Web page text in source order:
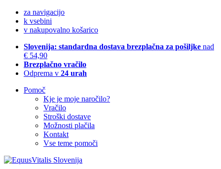
za navigacijo
k vsebini
v nakupovalno košarico
Slovenija: standardna dostava brezplačna za pošiljke nad
€ 54,90
Brezplačno vračilo
Odprema v 24 urah
Pomoč
Kje je moje naročilo?
Vračilo
Stroški dostave
Možnosti plačila
Kontakt
Vse teme pomoči